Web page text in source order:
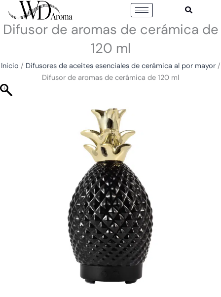
contenido
Difusor de aromas de cerámica de
120 ml
Inicio / Difusores de aceites esenciales de cerámica al por mayor/
Difusor de aromas de cerámica de 120 ml